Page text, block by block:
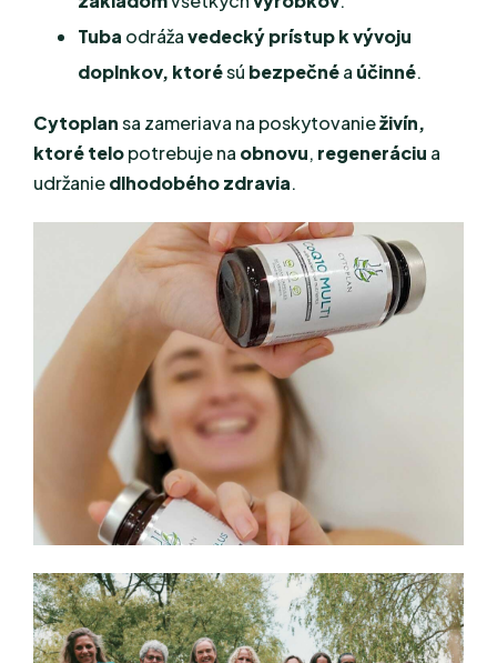
Tuba odrážavedecký prístup kvývoju
doplnkov, ktorésú bezpečnéa účinné.
Cytoplansa zameriava na poskytovanieživín,
ktorételopotrebuje na obnovu, regeneráciu a
udržaniedlhodobého zdravia.